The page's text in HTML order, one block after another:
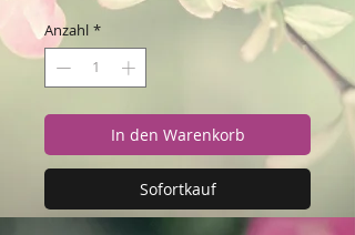
Anzahl *
In den Warenkorb
Sofortkauf